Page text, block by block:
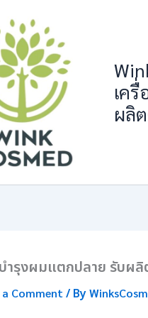
เค
ผลิ
ำรุงผมแตกปลาย รับผลิ
a Comment / By